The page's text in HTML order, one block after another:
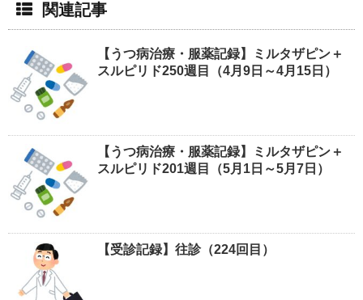
関連記事
【うつ病治療・服薬記録】ミルタザピン＋
スルピリド250週目（4月9日～4月15日）
【うつ病治療・服薬記録】ミルタザピン＋
スルピリド201週目（5月1日～5月7日）
【受診記録】往診（224回目）